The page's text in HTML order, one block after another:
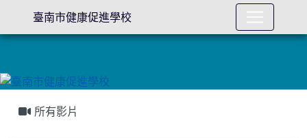
所有影片
臺南市健康促進學校